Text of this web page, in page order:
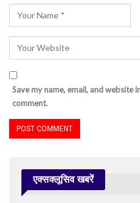
Save my name, email, and
comment.
एक्सक्लूसिव खबरें